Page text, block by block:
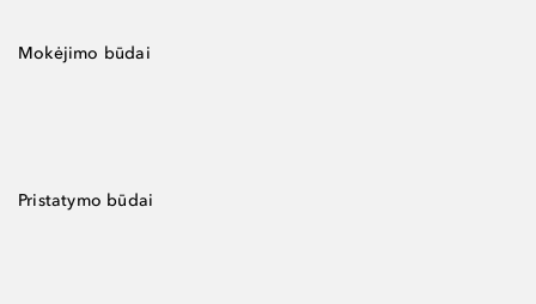
Mokėjimo būdai
Pristatymo būdai